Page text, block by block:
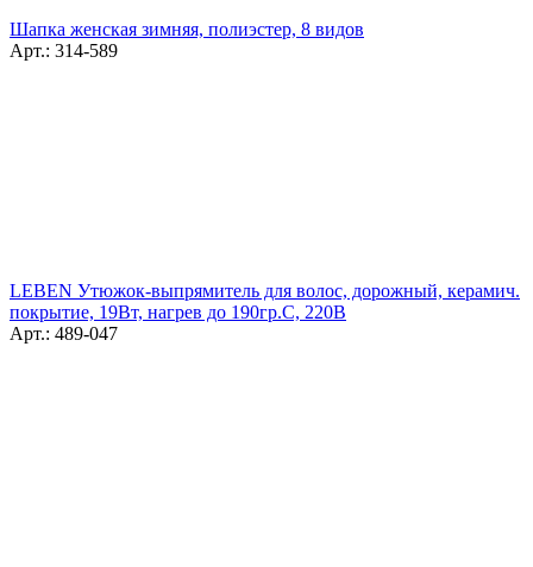
Шапка женская зимняя, полиэстер, 8 видов
Арт.: 314-589
LEBEN Утюжок-выпрямитель для волос, дорожный, керамич.
покрытие, 19Вт, нагрев до 190гр.С, 220В
Арт.: 489-047